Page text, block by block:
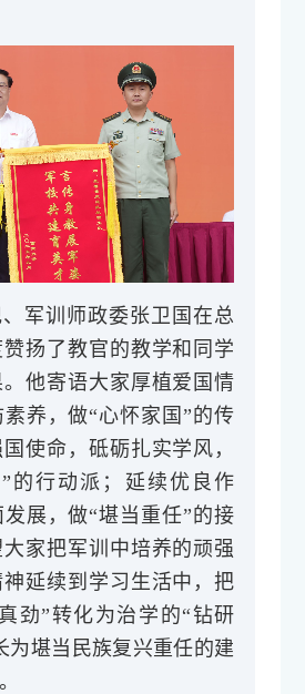
军训师政委张卫国在总
扬了教官的教学和同学
他寄语大家厚植爱国情
养，做“心怀家国”的传
使命，砥砺扎实学风，
的行动派；延续优良作
展，做“堪当重任”的接
家把军训中培养的顽强
延续到学习生活中，把
劲”转化为治学的“钻研
为堪当民族复兴重任的建